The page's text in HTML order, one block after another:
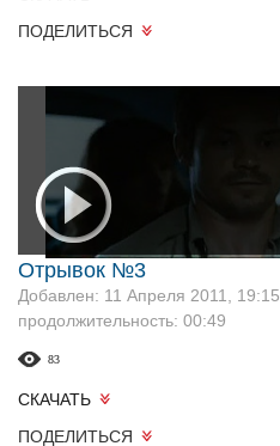
ПОДЕЛИТЬСЯ
Отрывок №3
Добавлен: 11 Апреля 2011, 19:15
продолжительность: 00:49
83
СКАЧАТЬ
ПОДЕЛИТЬСЯ